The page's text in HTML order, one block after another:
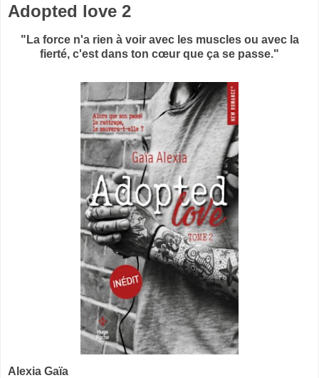
Adopted love 2
"La force n'a rien à voir avec les muscles ou avec la
fierté, c'est dans ton cœur que ça se passe."
Alexia Gaïa